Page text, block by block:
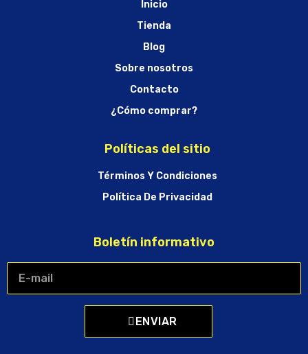
Inicio
Tienda
Blog
Sobre nosotros
Contacto
¿Cómo comprar?
Políticas del sitio
Términos Y Condiciones
Política De Privacidad
Boletín informativo
ENVIAR